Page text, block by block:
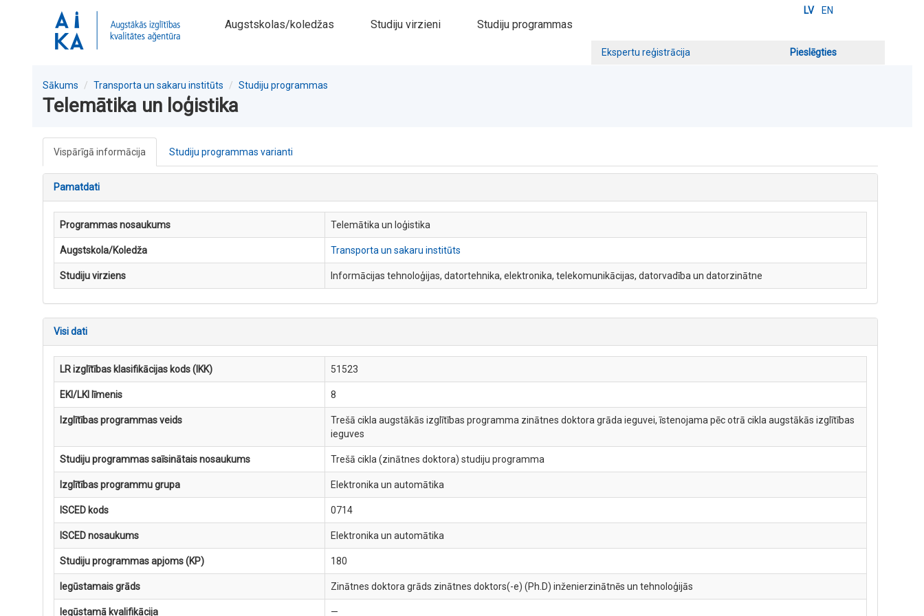
LV EN
Augstskolas/koledžas Studiju virzieni Studiju programmas
Ekspertu reģistrācija Pieslēgties
Sākums Transporta un sakaru institūts Studiju programmas
Telemātika un loģistika
Vispārīgā informācija Studiju programmas varianti
Pamatdati
Programmas nosaukums Telemātika un loģistika
Augstskola/Koledža Transporta un sakaru institūts
Studiju virziens Informācijas tehnoloģijas, datortehnika, elektronika, telekomunikācijas, datorvadība un datorzinātne
Visi dati
LR izglītības klasifikācijas kods (IKK) 51523
EKI/LKI līmenis 8
Izglītības programmas veids
Trešā cikla augstākās izglītības programma zinātnes doktora grāda ieguvei, īstenojama pēc otrā cikla augstākās izglītības
ieguves
Studiju programmas saīsinātais nosaukums Trešā cikla (zinātnes doktora) studiju programma
Izglītības programmu grupa Elektronika un automātika
ISCED kods 0714
ISCED nosaukums Elektronika un automātika
Studiju programmas apjoms (KP) 180
Iegūstamais grāds Zinātnes doktora grāds zinātnes doktors(-e) (Ph.D) inženierzinātnēs un tehnoloģijās
Iegūstamā kvalifikācija —